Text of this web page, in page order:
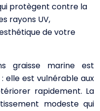
protègent contre la
rayons UV,
de votre
graisse marine est
elle est vulnérable aux
rapidement. La
modeste qui